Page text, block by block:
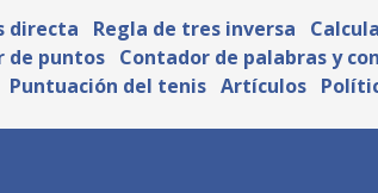
directa Regla de tres inversa
de puntos Contador de palabras y
Puntuación del tenis Artículos